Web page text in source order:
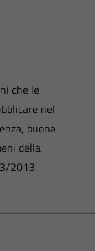
che le
nel
buona
della
2013,